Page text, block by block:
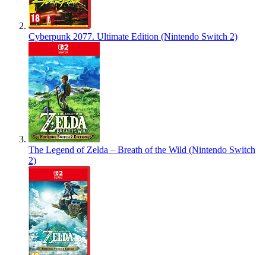
Cyberpunk 2077. Ultimate Edition (Nintendo Switch 2)
The Legend of Zelda – Breath of the Wild (Nintendo Switch
2)